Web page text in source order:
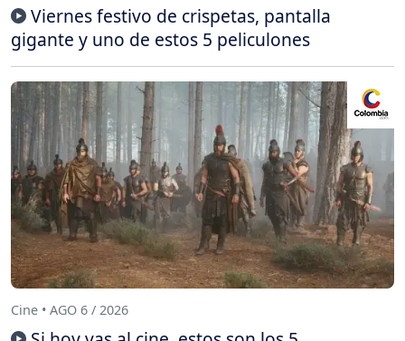
Viernes festivo de crispetas, pantalla
gigante y uno de estos 5 peliculones
Cine • AGO 6 / 2026